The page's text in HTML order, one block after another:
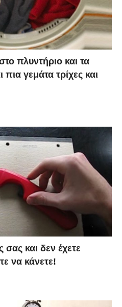
πλυντήριο και τα
γεμάτα τρίχες και
και δεν έχετε
να κάνετε!